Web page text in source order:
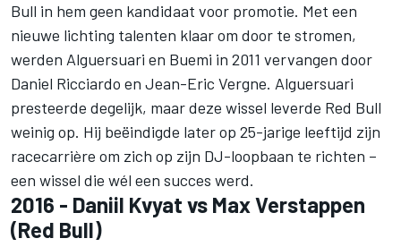
Bull in hem geen kandidaat voor promotie. Met een
nieuwe lichting talenten klaar om door te stromen,
werden Alguersuari en Buemi in 2011 vervangen door
Daniel Ricciardo en Jean-Eric Vergne. Alguersuari
presteerde degelijk, maar deze wissel leverde Red Bull
weinig op. Hij beëindigde later op 25-jarige leeftijd zijn
racecarrière om zich op zijn DJ-loopbaan te richten –
een wissel die wél een succes werd.
2016 - Daniil Kvyat vs Max Verstappen
(Red Bull)